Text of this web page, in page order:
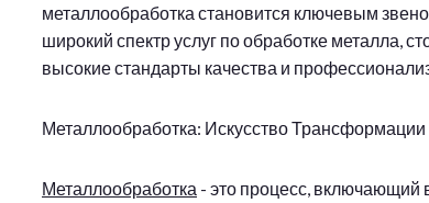
металлообработка становится ключевым
широкий спектр услуг по обработке металла,
высокие стандарты качества и
Металлообработка: Искусство
Металлообработка - это процесс, включающий